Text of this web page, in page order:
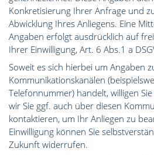
Konkretisierung Ihrer Anfrage und
Abwicklung Ihres Anliegens. Eine
Angaben erfolgt ausdrücklich auf
Ihrer Einwilligung, Art. 6 Abs.1 a
Soweit es sich hierbei um Angaben
Kommunikationskanälen
Telefonnummer) handelt, willigen
wir Sie ggf. auch über diesen
kontaktieren, um Ihr Anliegen zu
Einwilligung können Sie
Zukunft widerrufen.